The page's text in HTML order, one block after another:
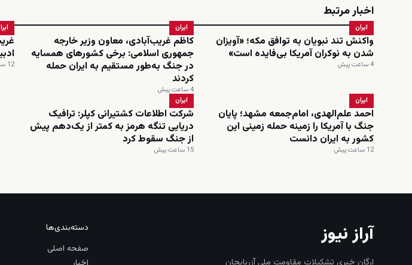
اخبار مرتبط
ایران
واکنش تند نبویان به توافق مکه؛ «آویزان
شدن به نوکران آمریکا بی‌فایده است»
4 ساعت پیش
ایران
کاظم غریب‌آبادی، معاون وزیر خارجه
جمهوری اسلامی: برخی کشورهای همسایه
در جنگ به‌طور مستقیم به ایران حمله
کردند
4 ساعت پیش
12 ساعت پیش
ایران
احمد علم‌الهدی، امام‌جمعه مشهد؛ پایان
جنگ با آمریکا را زمینه حمله زمینی این
کشور به ایران دانست
12 ساعت پیش
ایران
شرکت اطلاعات کشتیرانی کپلر: ترافیک
دریایی تنگه هرمز به کمتر از یک‌دهم پیش
از جنگ سقوط کرد
15 ساعت پیش
آراز نیوز
دسته‌بندی‌ها
صفحه اصلی